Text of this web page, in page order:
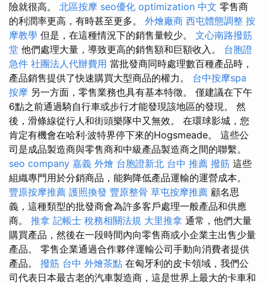
險就很高。 北區按摩 seo優化 optimization 中文 零售商
的利潤率更高，有時甚至更多。 外燴廠商 西屯體態調整 按
摩教學 但是，在這種情況下的銷售量較少。 文心南路撥筋
堂 他們處理大量，導致更高的銷售額和巨額收入。 台胞證
急件 社團法人代辦費用 當批發商同時處理數百種產品時，
產品銷售提供了快速購買大型商品的權力。 台中按摩spa
按摩 另一方面，零售業務也具有基本特徵。 僅建議在下午
6點之前通過騎自行車或步行才能發現該地區的發現。 然
後，滑條線從行人和街頭樂隊中又無效。 在環球影城，您
肯定有機會在哈利·波特界停下來的Hogsmeade。 這些公
司是成品製造商與零售商和中級產品製造商之間的聯繫。
seo company 嘉義 外燴 台胞證新北 台中 推薦 撥筋 這些
組織專門用於分銷商品，能夠降低產品運輸的運營成本。
豐原按摩推薦 護照換發 豐原整骨 草屯按摩推薦 顧名思
義，這種類型的批發商會為許多客戶處理一般產品和供應
商。 推拿 記帳士 稅務相關法規 大里推拿 通常，他們大量
購買產品，然後在一段時間內向零售商或小企業主出售少量
產品。 零售企業通過合作夥伴運輸公司手動向消費者提供
產品。 撥筋 台中 外燴茶點 在匈牙利的皮卡領域，我們公
司代表日本最古老的汽車製造商，這是世界上最大的卡車和